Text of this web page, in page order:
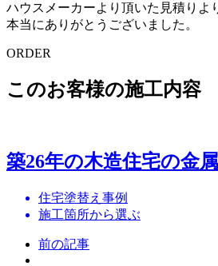
ハウスメーカーより頂いた見積りよ
本当にありがとうございました。
ORDER
このお客様の施工内容
築26年の木造住宅の金
住宅塗替え事例
施工箇所から選ぶ
前の記事